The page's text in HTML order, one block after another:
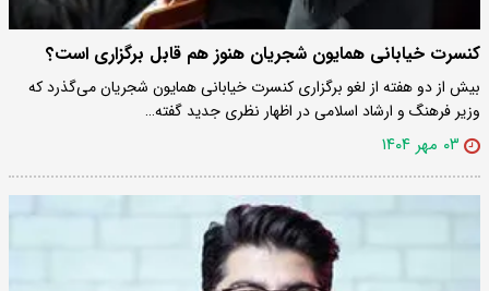
کنسرت خیابانی همایون شجریان هنوز هم قابل برگزاری است؟
بیش از دو هفته از لغو برگزاری کنسرت خیابانی همایون شجریان می‌گذرد که
وزیر فرهنگ و ارشاد اسلامی در اظهار نظری جدید گفته…
۰۳ مهر ۱۴۰۴